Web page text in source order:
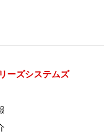
ーズシステムズ